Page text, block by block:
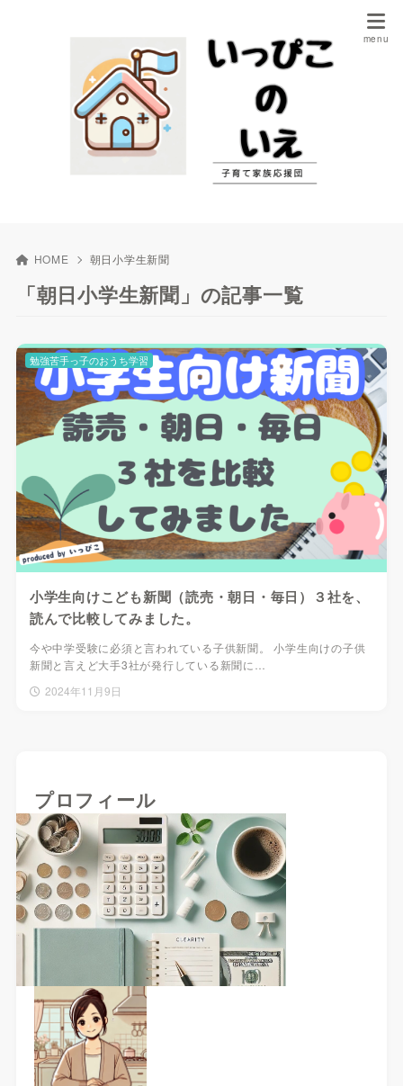
HOME 朝日小学生新聞
「朝日小学生新聞」の記事一覧
小学生向けこども新聞（読売・朝日・毎日）３社を、
読んで比較してみました。
今や中学受験に必須と言われている子供新聞。 小学生向けの子供
新聞と言えど大手3社が発行している新聞に…
2024年11月9日
勉強苦手っ子のおうち学習
プロフィール